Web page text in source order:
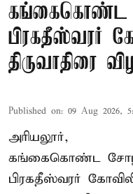
கங்கைகொண்ட
பிரகதீஸ்வரர்
திருவாதிரை
Published on: 09 Aug 2026,
அரியலூர்,
கங்கைகொண்ட
பிரகதீஸ்வரர்